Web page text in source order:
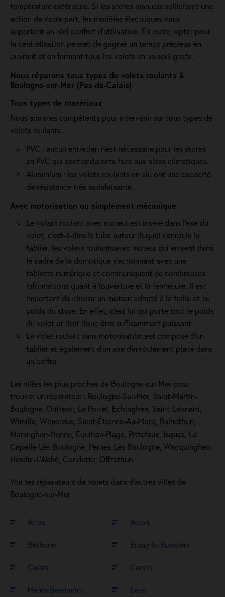
température extérieure. Si les stores manuels sollicitent une
action de votre part, les modèles électriques vous
apportent un réel confort d'utilisation. En outre, opter pour
la centralisation permet de gagner un temps précieux en
ouvrant et en fermant tous les volets en un seul geste.
Nous réparons tous types de volets roulants à
Boulogne-sur-Mer (Pas-de-Calais)
Tous types de matériaux
Nous sommes compétents pour intervenir sur tous types de
volets roulants...
PVC : aucun entretien n'est nécessaire pour les stores
en PVC qui sont endurants face aux aléas climatiques.
Aluminium : les volets roulants en alu ont une capacité
de résistance très satisfaisante.
Avec motorisation ou simplement mécanique
Le volant roulant avec moteur est inséré dans l’axe du
volet, c’est-à-dire le tube autour duquel s’enroule le
tablier. les volets roulantsavec moteur qui entrent dans
le cadre de la domotique s'actionnent avec une
tablette numérique et communiquent de nombreuses
informations quant à l'ouverture et la fermeture. Il est
important de choisir un moteur adapté à la taille et au
poids du store. En effet, c'est lui qui porte tout le poids
du volet et doit donc être suffisamment puissant.
Le volet roulant sans motorisation est composé d'un
tablier et également d'un axe d'enroulement placé dans
un coffre.
Les villes les plus proches de Boulogne-sur-Mer pour
trouver un réparateur : Boulogne-Sur-Mer, Saint-Martin-
Boulogne, Outreau, Le Portel, Echinghen, Saint-Léonard,
Wimille, Wimereux, Saint-Étienne-Au-Mont, Baincthun,
Maninghen-Henne, Équihen-Plage, Pittefaux, Isques, La
Capelle-Lès-Boulogne, Pernes-Lès-Boulogne, Wacquinghen,
Hesdin-L'Abbé, Condette, Offrethun.
Voir les réparateurs de volets dans d’autres villes de
Boulogne-sur-Mer :
Arras Avion
Béthune Bruay-la-Buissière
Calais Carvin
Hénin-Beaumont Lens